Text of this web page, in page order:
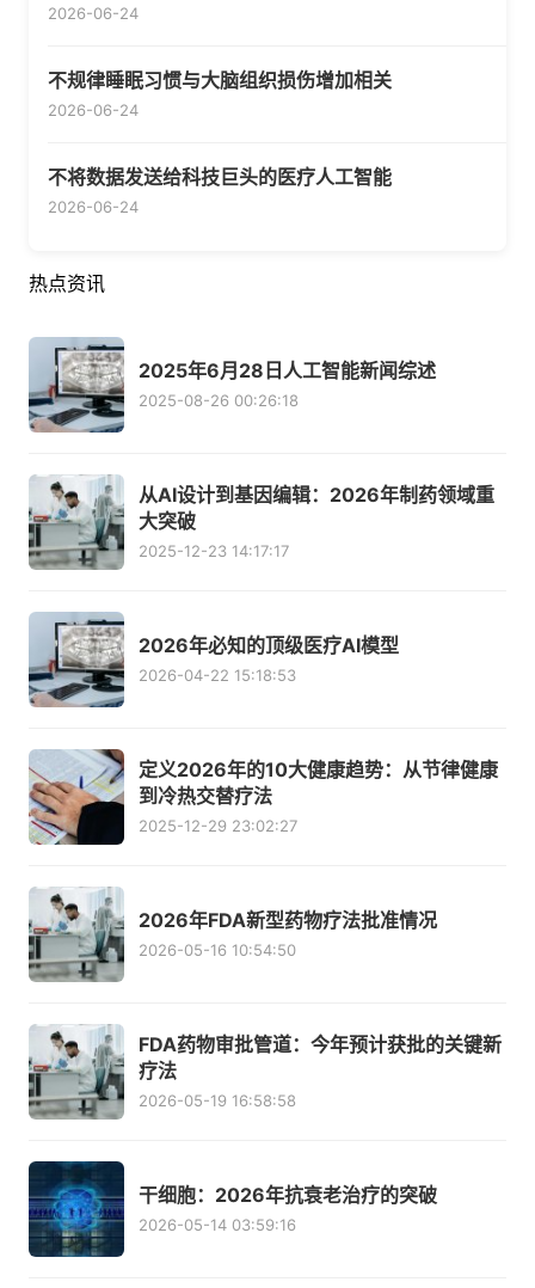
2026-06-24
不规律睡眠习惯与大脑组织损伤增加相关
2026-06-24
不将数据发送给科技巨头的医疗人工智能
2026-06-24
热点资讯
2025年6月28日人工智能新闻综述
2025-08-26 00:26:18
从AI设计到基因编辑：2026年制药领域重
大突破
2025-12-23 14:17:17
2026年必知的顶级医疗AI模型
2026-04-22 15:18:53
定义2026年的10大健康趋势：从节律健康
到冷热交替疗法
2025-12-29 23:02:27
2026年FDA新型药物疗法批准情况
2026-05-16 10:54:50
FDA药物审批管道：今年预计获批的关键新
疗法
2026-05-19 16:58:58
干细胞：2026年抗衰老治疗的突破
2026-05-14 03:59:16